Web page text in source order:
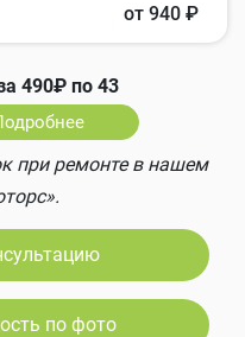
от 940 ₽
490₽ по 43
при ремонте в нашем
по фото